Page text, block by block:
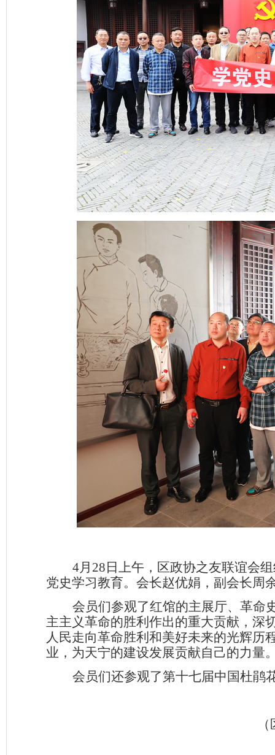
4月 28 日上午，区政协之友联谊会
党史学习教育。会长赵优娟，副会长周
会员们参观了红馆的主展厅、革命
主主义革命的胜利作出的重大贡献，深
人民走向革命胜利和美好未来的光辉历
业，为天宁的建设发展贡献自己的力量
会员们还参观了第十七届中国杜鹃
（区